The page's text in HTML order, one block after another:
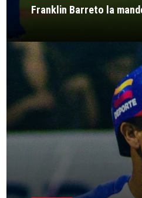
Franklin Barreto la